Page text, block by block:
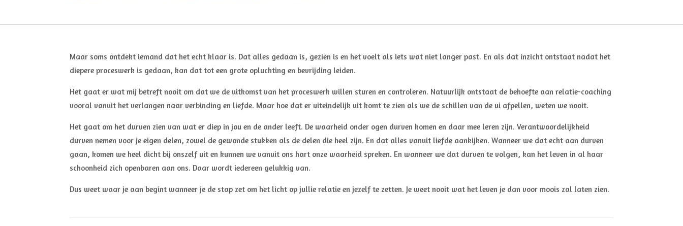
Maar soms ontdekt iemand dat het echt klaar is. Dat alles gedaan is, gezien is en het voelt als iets wat niet langer past. En als dat inzicht ontstaat nadat het
diepere proceswerk is gedaan, kan dat tot een grote opluchting en bevrijding leiden.
Het gaat er wat mij betreft nooit om dat we de uitkomst van het proceswerk willen sturen en controleren. Natuurlijk ontstaat de behoefte aan relatie-coaching
vooral vanuit het verlangen naar verbinding en liefde. Maar hoe dat er uiteindelijk uit komt te zien als we de schillen van de ui afpellen, weten we nooit.
Het gaat om het durven zien van wat er diep in jou en de ander leeft. De waarheid onder ogen durven komen en daar mee leren zijn. Verantwoordelijkheid
durven nemen voor je eigen delen, zowel de gewonde stukken als de delen die heel zijn. En dat alles vanuit liefde aankijken. Wanneer we dat echt aan durven
gaan, komen we heel dicht bij onszelf uit en kunnen we vanuit ons hart onze waarheid spreken. En wanneer we dat durven te volgen, kan het leven in al haar
schoonheid zich openbaren aan ons. Daar wordt iedereen gelukkig van.
Dus weet waar je aan begint wanneer je de stap zet om het licht op jullie relatie en jezelf te zetten. Je weet nooit wat het leven je dan voor moois zal laten zien.